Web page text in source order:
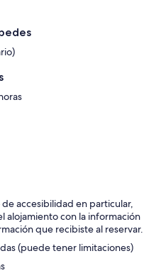
accesibilidad en particular,
alojamiento con la información
que recibiste al reservar.
(puede tener limitaciones)